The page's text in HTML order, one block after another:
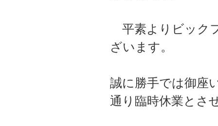
平素よりビック
ざいます。
誠に勝手では御座
通り臨時休業とさ